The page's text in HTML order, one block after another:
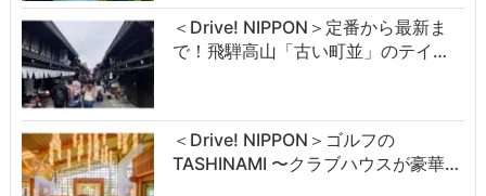
＜Drive! NIPPON＞定番から最新ま
で！飛騨高山「古い町並」のテイ…
＜Drive! NIPPON＞ゴルフの
TASHINAMI 〜クラブハウスが豪華…